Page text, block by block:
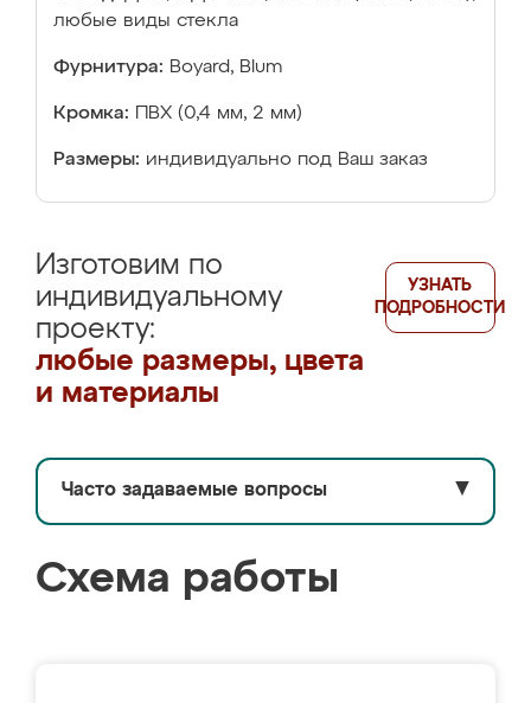
любые виды стекла
Фурнитура: Boyard, Blum
Кромка: ПВХ (0,4 мм, 2 мм)
Размеры: индивидуально под Ваш заказ
Изготовим по
индивидуальному
проекту:
любые размеры, цвета
и материалы
УЗНАТЬ
ПОДРОБНОСТИ
Часто задаваемые вопросы ▼
Схема работы